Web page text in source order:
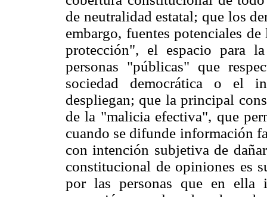
de neutralidad estatal; que los
embargo, fuentes potenciales
protección", el espacio para
personas "públicas" que
sociedad democrática o el
despliegan; que la principal
de la "malicia efectiva", que
cuando se difunde información
con intención subjetiva de
constitucional de opiniones es
por las personas que en ella